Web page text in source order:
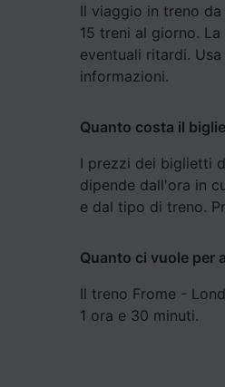
Il viaggio in treno
15 treni al giorno.
eventuali ritardi.
informazioni.
Quanto costa il
I prezzi dei biglietti
dipende dall'ora in
e dal tipo di treno.
Quanto ci vuole per
Il treno Frome -
1 ora e 30 minuti.